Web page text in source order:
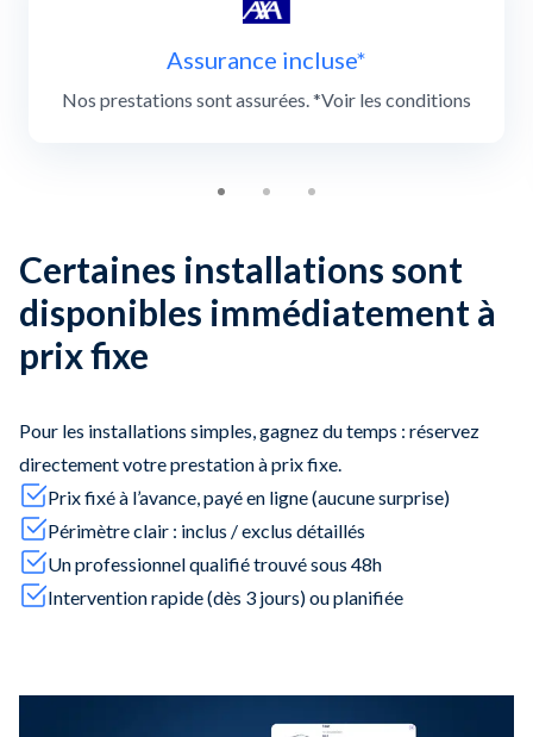
Assurance incluse*
Nos prestations sont assurées. *Voir les conditions
Certaines installations sont
disponibles immédiatement à
prix fixe
Pour les installations simples, gagnez du temps : réservez
directement votre prestation à prix fixe.
Prix fixé à l’avance, payé en ligne (aucune surprise)
Périmètre clair : inclus / exclus détaillés
Un professionnel qualifié trouvé sous 48h
Intervention rapide (dès 3 jours) ou planifiée